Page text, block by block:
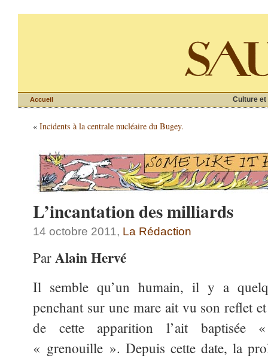
Culture et
Accueil
« Incidents à la centrale nucléaire du Bugey.
L’incantation des milliards
14 octobre 2011, La Rédaction
ParAlain Hervé
Il semble qu’un humain, il y a
penchant sur une mare ait vu son reflet
de cette apparition l’ait
« grenouille ». Depuis cette date, la